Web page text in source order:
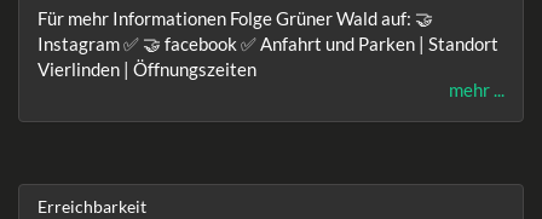
Für mehr Informationen Folge Grüner Wald auf: 🤝
Instagram ✅ 🤝 facebook ✅ Anfahrt und Parken | Standort
Vierlinden | Öffnungszeiten
mehr ...
Erreichbarkeit